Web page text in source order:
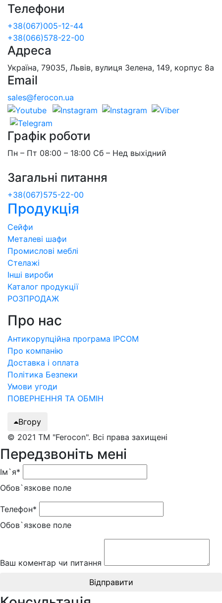
Телефони
+38(067)005-12-44
+38(066)578-22-00
Адреса
Україна, 79035, Львів, вулиця Зелена, 149, корпус 8а
Email
sales@ferocon.ua
Графік роботи
Пн – Пт 08:00 – 18:00 Сб – Нед выхідний
Загальні питання
+38(067)575-22-00
Продукція
Сейфи
Металеві шафи
Промислові меблі
Стелажі
Інші вироби
Каталог продукції
РОЗПРОДАЖ
Про нас
Антикорупційна програма IPCOM
Про компанію
Доставка і оплата
Політика Безпеки
Умови угоди
ПОВЕРНЕННЯ ТА ОБМІН
Вгору
© 2021 ТМ "Ferocon". Всі права захищені
Передзвоніть мені
Ім`я*
Обов`язкове поле
Телефон*
Обов`язкове поле
Ваш коментар чи питання
Відправити